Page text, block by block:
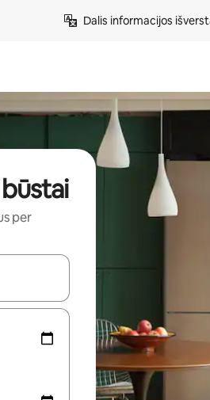
Dalis informacijos
per
galite naudodami rodykles